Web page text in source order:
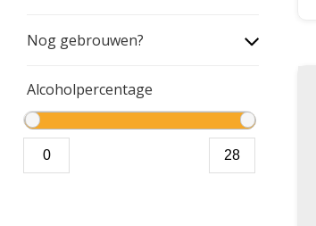
Nog gebrouwen?
Alcoholpercentage